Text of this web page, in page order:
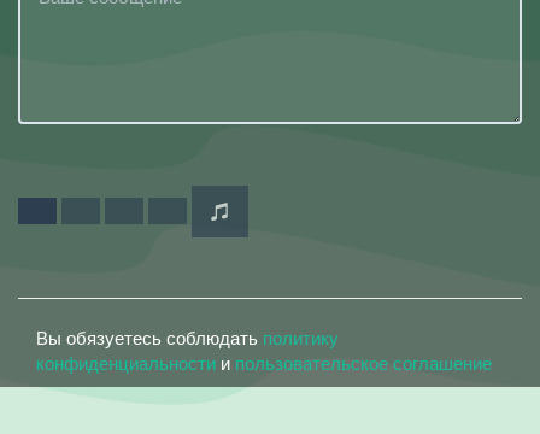
Вы обязуетесь соблюдать политику
конфиденциальности и пользовательское соглашение